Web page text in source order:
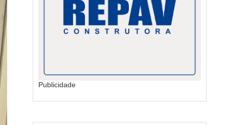
Publicidade